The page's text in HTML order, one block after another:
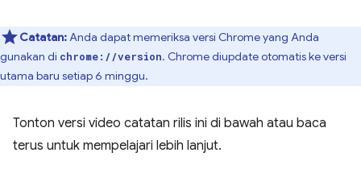
Catatan:Anda dapat memeriksa versi Chrome yang Anda
gunakan di chrome://version. Chrome diupdate otomatis ke versi
utama baru setiap 6 minggu.
Tonton versi video catatan rilis ini di bawah atau baca
terus untuk mempelajari lebih lanjut.